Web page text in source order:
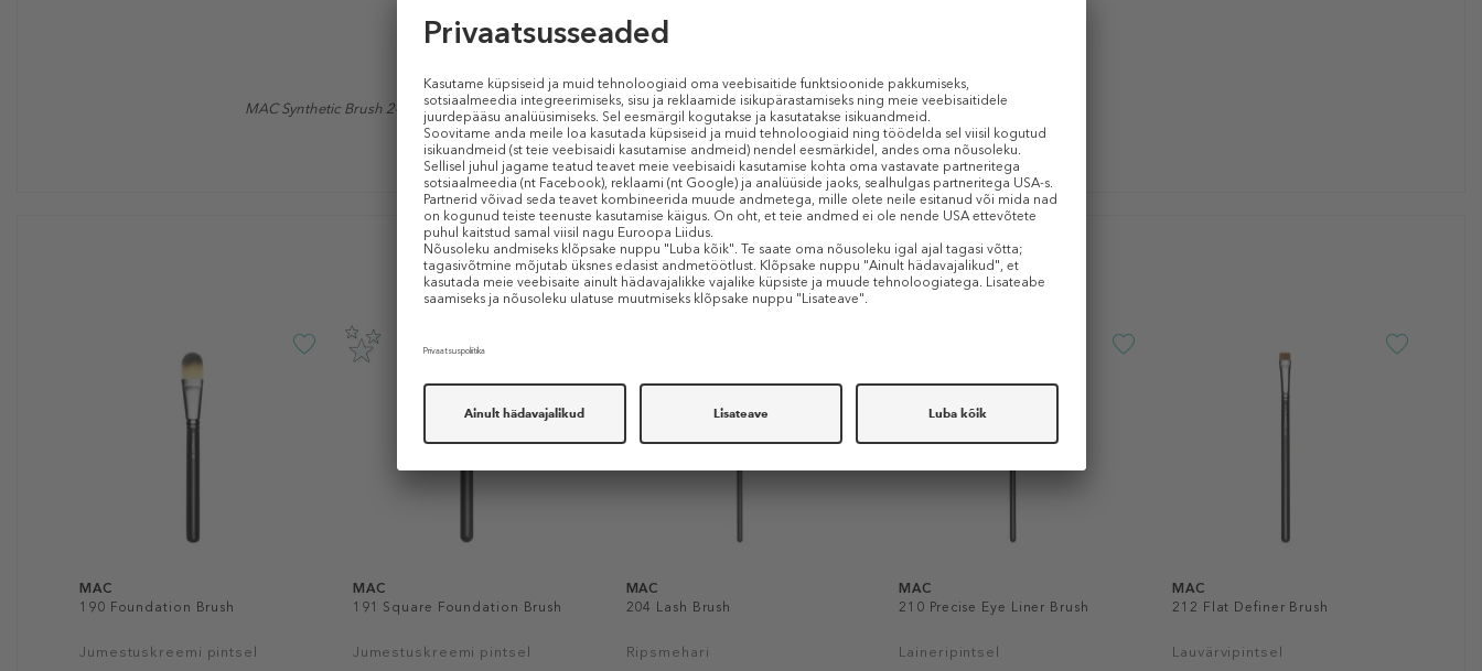
MAC Synthetic Brush 240 -harjastega sünteetiliste harjastega pintsel lauvärvi hajutamiseks.
Sarnased tooted
MAC
190 Foundation Brush
Jumestuskreemi pintsel
MAC
191 Square Foundation Brush
Jumestuskreemi pintsel
MAC
204 Lash Brush
Ripsmehari
MAC
210 Precise Eye Liner Brush
Laineripintsel
MAC
212 Flat Definer Brush
Lauvärvipintsel